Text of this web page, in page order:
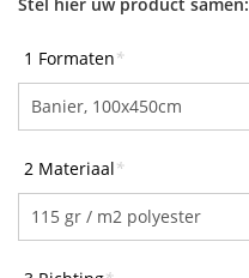
1 Formaten*
2 Materiaal*